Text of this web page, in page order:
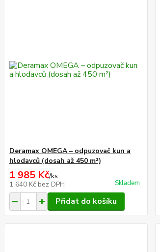
Deramax OMEGA – odpuzovač kun a
hlodavců (dosah až 450 m²)
1 985 Kč/ks
1 640 Kč bez DPH Skladem
Přidat do košíku